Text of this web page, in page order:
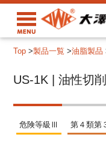
Top >製品一覧 >油脂製品
US-1K | 油性切
危険等級Ⅲ 第４類第